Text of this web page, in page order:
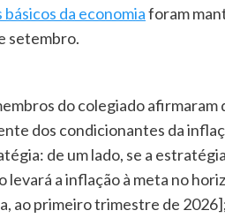
básicos da economiaforam
setembro.
do colegiado afirmaram
dos condicionantes da
de um lado, se a
levará a inflação à meta no
ao primeiro trimestre de